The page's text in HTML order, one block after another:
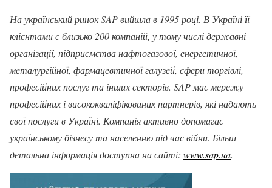
На український ринок SAP вийшла в 1995 році. В Україні її
клієнтами є близько 200 компаній, у тому числі державні
організації, підприємства нафтогазової, енергетичної,
металургійної, фармацевтичної галузей, сфери торгівлі,
професійних послуг та інших секторів. SAP має мережу
професійних і висококваліфікованих партнерів, які надають
свої послуги в Україні. Компанія активно допомагає
українському бізнесу та населенню під час війни. Більш
детальна інформація доступна на сайті: www.sap.ua.